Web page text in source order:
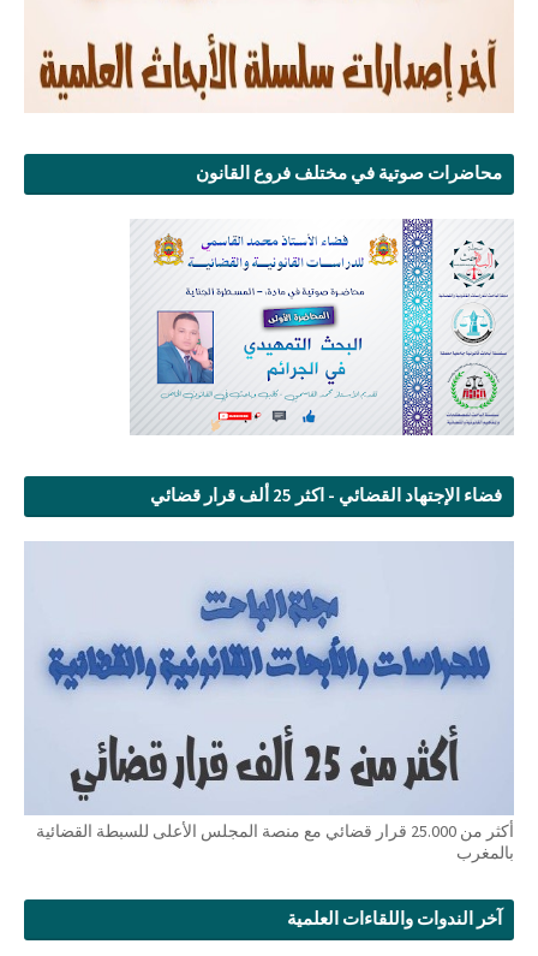
محاضرات صوتية في مختلف فروع القانون
فضاء الإجتهاد القضائي - اكثر 25 ألف قرار قضائي
أكثر من 25.000 قرار قضائي مع منصة المجلس الأعلى للسبطة القضائية
بالمغرب
آخر الندوات واللقاءات العلمية